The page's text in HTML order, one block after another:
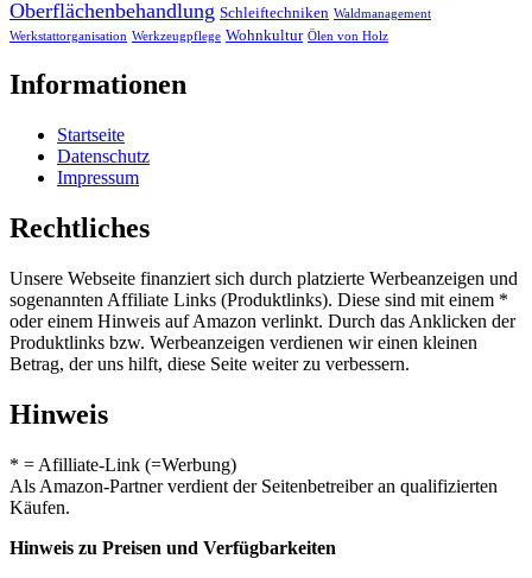
Oberflächenbehandlung Schleiftechniken Waldmanagement
Werkstattorganisation Werkzeugpflege Wohnkultur Ölen von Holz
Informationen
Startseite
Datenschutz
Impressum
Rechtliches
Unsere Webseite finanziert sich durch platzierte Werbeanzeigen und
sogenannten Affiliate Links (Produktlinks). Diese sind mit einem *
oder einem Hinweis auf Amazon verlinkt. Durch das Anklicken der
Produktlinks bzw. Werbeanzeigen verdienen wir einen kleinen
Betrag, der uns hilft, diese Seite weiter zu verbessern.
Hinweis
* = Afilliate-Link (=Werbung)
Als Amazon-Partner verdient der Seitenbetreiber an qualifizierten
Käufen.
Hinweis zu Preisen und Verfügbarkeiten